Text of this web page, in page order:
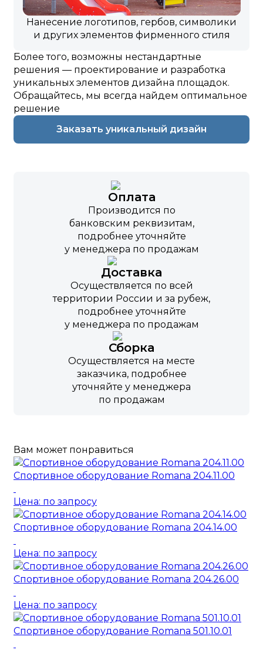
Нанесение логотипов, гербов, символики
и других элементов фирменного стиля
Более того, возможны нестандартные
решения — проектирование и разработка
уникальных элементов дизайна площадок.
Обращайтесь, мы всегда найдем оптимальное
решение
Заказать уникальный дизайн
Оплата
Производится по
банковским реквизитам,
подробнее уточняйте
у менеджера по продажам
Доставка
Осуществляется по всей
территории России и за рубеж,
подробнее уточняйте
у менеджера по продажам
Сборка
Осуществляется на месте
заказчика, подробнее
уточняйте у менеджера
по продажам
Вам может понравиться
Спортивное оборудование Romana 204.11.00
Цена: по запросу
Спортивное оборудование Romana 204.14.00
Цена: по запросу
Спортивное оборудование Romana 204.26.00
Цена: по запросу
Спортивное оборудование Romana 501.10.01